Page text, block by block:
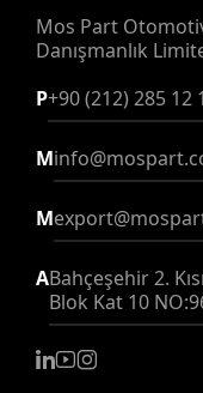
Mos Part
Danışmanlık
P+90 (212) 285 12
M
M
ABahçeşehir 2.
Blok Kat 10